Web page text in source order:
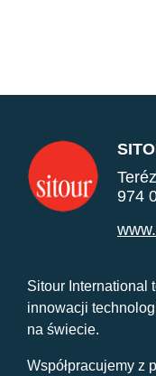
974
Sitour International
innowacji
na świecie.
Współpracujemy z